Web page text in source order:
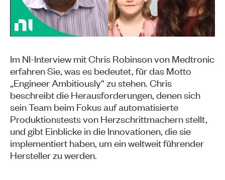
Im NI-Interview mit Chris Robinson von Medtronic
erfahren Sie, was es bedeutet, für das Motto
„Engineer Ambitiously“ zu stehen. Chris
beschreibt die Herausforderungen, denen sich
sein Team beim Fokus auf automatisierte
Produktionstests von Herzschrittmachern stellt,
und gibt Einblicke in die Innovationen, die sie
implementiert haben, um ein weltweit führender
Hersteller zu werden.